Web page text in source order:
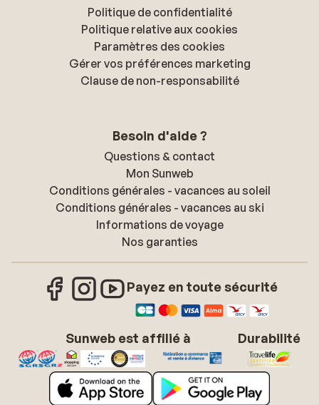
Politique de confidentialité
Politique relative aux cookies
Paramètres des cookies
Gérer vos préférences marketing
Clause de non-responsabilité
Besoin d'aide ?
Questions & contact
Mon Sunweb
Conditions générales - vacances au soleil
Conditions générales - vacances au ski
Informations de voyage
Nos garanties
Payez en toute sécurité
Sunweb est affilié à Durabilité